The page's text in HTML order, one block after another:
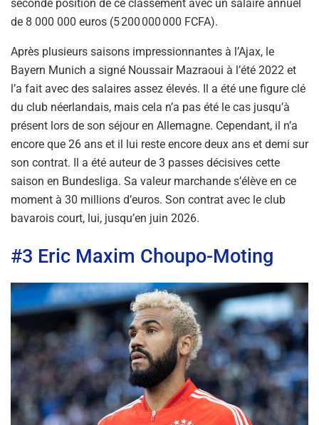
seconde position de ce classement avec un salaire annuel
de 8 000 000 euros (5 200 000 000 FCFA).
Après plusieurs saisons impressionnantes à l’Ajax, le
Bayern Munich a signé Noussair Mazraoui à l’été 2022 et
l’a fait avec des salaires assez élevés. Il a été une figure clé
du club néerlandais, mais cela n’a pas été le cas jusqu’à
présent lors de son séjour en Allemagne. Cependant, il n’a
encore que 26 ans et il lui reste encore deux ans et demi sur
son contrat. Il a été auteur de 3 passes décisives cette
saison en Bundesliga. Sa valeur marchande s’élève en ce
moment à 30 millions d’euros. Son contrat avec le club
bavarois court, lui, jusqu’en juin 2026.
#3 Eric Maxim Choupo-Moting